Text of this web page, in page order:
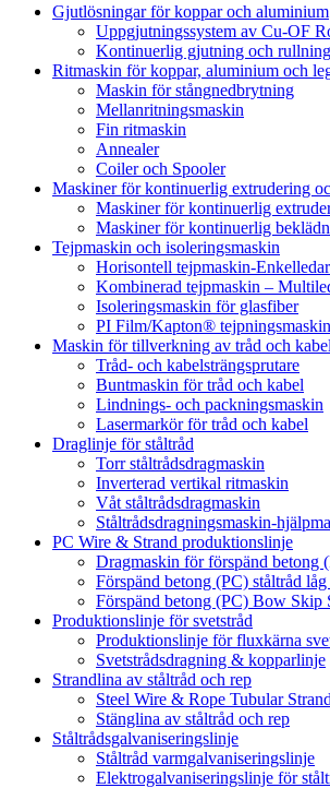
Gjutlösningar för koppar och aluminium
Uppgjutningssystem av Cu-OF
Kontinuerlig gjutning och
Ritmaskin för koppar, aluminium och
Maskin för stångnedbrytning
Mellanritningsmaskin
Fin ritmaskin
Annealer
Coiler och Spooler
Maskiner för kontinuerlig extrudering
Maskiner för kontinuerlig
Maskiner för kontinuerlig
Tejpmaskin och isoleringsmaskin
Horisontell tejpmaskin-
Kombinerad tejpmaskin –
Isoleringsmaskin för glasfiber
PI Film/Kapton® tejpningsmaskin
Maskin för tillverkning av tråd och kabel
Tråd- och kabelsträngsprutare
Buntmaskin för tråd och kabel
Lindnings- och packningsmaskin
Lasermarkör för tråd och kabel
Draglinje för ståltråd
Torr ståltrådsdragmaskin
Inverterad vertikal ritmaskin
Våt ståltrådsdragmaskin
Ståltrådsdragningsmaskin-
PC Wire & Strand produktionslinje
Dragmaskin för förspänd betong
Förspänd betong (PC) ståltråd
Förspänd betong (PC) Bow Skip
Produktionslinje för svetstråd
Produktionslinje för fluxkärna
Svetstrådsdragning & kopparlinje
Strandlina av ståltråd och rep
Steel Wire & Rope Tubular
Stänglina av ståltråd och rep
Ståltrådsgalvaniseringslinje
Ståltråd varmgalvaniseringslinje
Elektrogalvaniseringslinje för